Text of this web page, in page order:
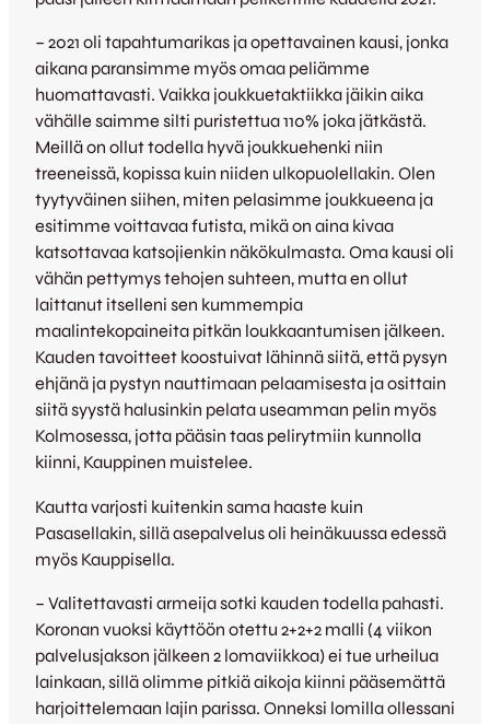
– 2021 oli tapahtumarikas ja opettavainen kausi, jonka
aikana paransimme myös omaa peliämme
huomattavasti. Vaikka joukkuetaktiikka jäikin aika
vähälle saimme silti puristettua 110% joka jätkästä.
Meillä on ollut todella hyvä joukkuehenki niin
treeneissä, kopissa kuin niiden ulkopuolellakin. Olen
tyytyväinen siihen, miten pelasimme joukkueena ja
esitimme voittavaa futista, mikä on aina kivaa
katsottavaa katsojienkin näkökulmasta. Oma kausi oli
vähän pettymys tehojen suhteen, mutta en ollut
laittanut itselleni sen kummempia
maalintekopaineita pitkän loukkaantumisen jälkeen.
Kauden tavoitteet koostuivat lähinnä siitä, että pysyn
ehjänä ja pystyn nauttimaan pelaamisesta ja osittain
siitä syystä halusinkin pelata useamman pelin myös
Kolmosessa, jotta pääsin taas pelirytmiin kunnolla
kiinni, Kauppinen muistelee.
Kautta varjosti kuitenkin sama haaste kuin
Pasasellakin, sillä asepalvelus oli heinäkuussa edessä
myös Kauppisella.
– Valitettavasti armeija sotki kauden todella pahasti.
Koronan vuoksi käyttöön otettu 2+2+2 malli (4 viikon
palvelusjakson jälkeen 2 lomaviikkoa) ei tue urheilua
lainkaan, sillä olimme pitkiä aikoja kiinni pääsemättä
harjoittelemaan lajin parissa. Onneksi lomilla ollessani